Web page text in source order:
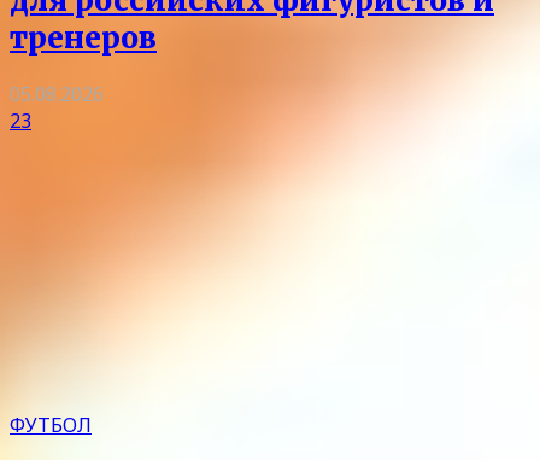
тренеров
05.08.2026
23
ФУТБОЛ